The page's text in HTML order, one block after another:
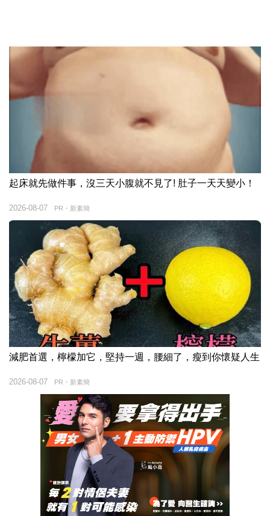
起床就先做件事，沒三天小腹就不見了! 肚子一天天變小！
PR・新素簡
2026-08-07
減肥首選，檸檬加它，堅持一週，腰細了，瘦到你懷疑人生
PR・新素簡
2026-08-07